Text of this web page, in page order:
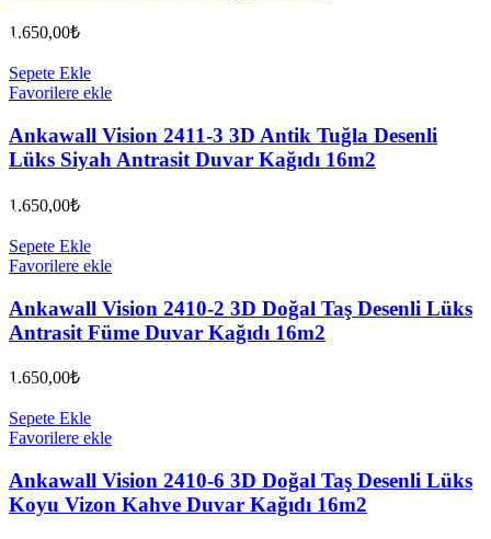
1.650,00₺
Sepete Ekle
Favorilere ekle
Ankawall Vision 2411-3 3D Antik Tuğla Desenli
Lüks Siyah Antrasit Duvar Kağıdı 16m2
1.650,00₺
Sepete Ekle
Favorilere ekle
Ankawall Vision 2410-2 3D Doğal Taş Desenli Lüks
Antrasit Füme Duvar Kağıdı 16m2
1.650,00₺
Sepete Ekle
Favorilere ekle
Ankawall Vision 2410-6 3D Doğal Taş Desenli Lüks
Koyu Vizon Kahve Duvar Kağıdı 16m2